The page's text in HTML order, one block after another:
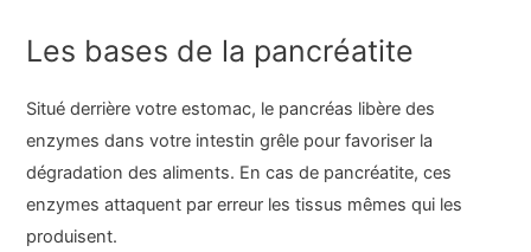
Les bases de la pancréatite
Situé derrière votre estomac, le pancréas libère des
enzymes dans votre intestin grêle pour favoriser la
dégradation des aliments. En cas de pancréatite, ces
enzymes attaquent par erreur les tissus mêmes qui les
produisent.